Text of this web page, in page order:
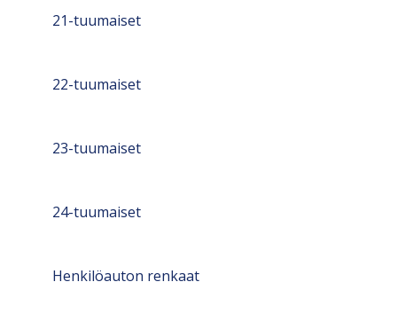
21-tuumaiset
22-tuumaiset
23-tuumaiset
24-tuumaiset
Henkilöauton renkaat